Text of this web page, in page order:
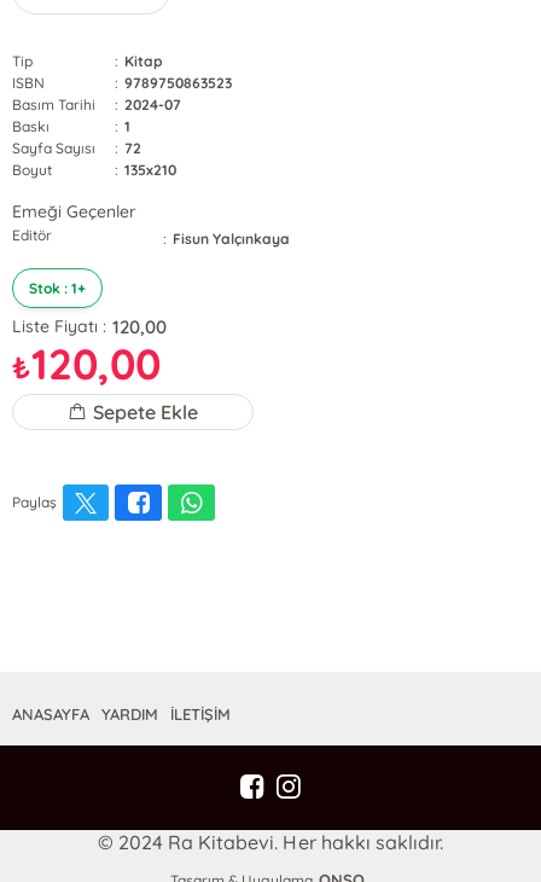
Tip : Kitap
ISBN
: 9789750863523
Basım Tarihi
: 2024-07
Baskı
: 1
Sayfa Sayısı
: 72
Boyut
: 135x210
Emeği Geçenler
Editör : Fisun Yalçınkaya
Stok : 1+
Liste Fiyatı : 120,00
₺120,00
Sepete Ekle
Paylaş
ANASAYFA YARDIM İLETİŞİM
© 2024 Ra Kitabevi. Her hakkı saklıdır.